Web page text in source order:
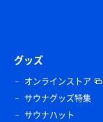
グッズ
オンラインストア
サウナグッズ特集
サウナハット